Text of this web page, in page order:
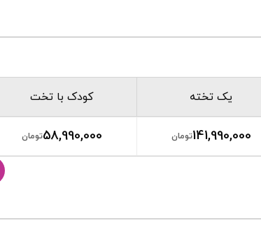
یک تخته کودک با تخت
141,990,000تومان 58,990,000تومان